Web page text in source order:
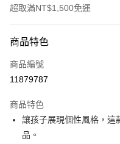
超取滿NT$1,500免運
信用卡一次付款
信用卡分期付款
合作金庫商業銀行
華南商業銀行
上海商業儲蓄銀行
超商取貨付款
LINE Pay
商品特色
商品編號
11879787
商品特色
讓孩子展現個性風格，這
品。